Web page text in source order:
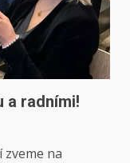
a radními!
na